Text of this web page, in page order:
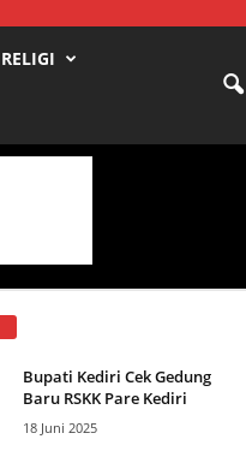
RELIGI
Bupati Kediri Cek Gedung
Baru RSKK Pare Kediri
18 Juni 2025